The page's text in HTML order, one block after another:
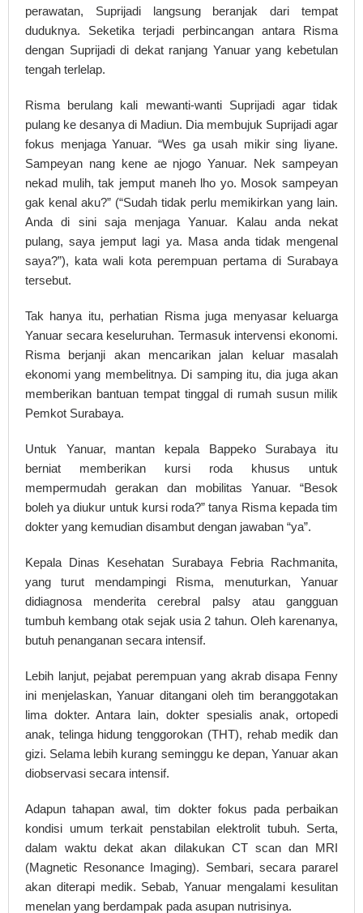
perawatan, Suprijadi langsung beranjak dari tempat
duduknya. Seketika terjadi perbincangan antara Risma
dengan Suprijadi di dekat ranjang Yanuar yang kebetulan
tengah terlelap.
Risma berulang kali mewanti-wanti Suprijadi agar tidak
pulang ke desanya di Madiun. Dia membujuk Suprijadi agar
fokus menjaga Yanuar. “Wes ga usah mikir sing liyane.
Sampeyan nang kene ae njogo Yanuar. Nek sampeyan
nekad mulih, tak jemput maneh lho yo. Mosok sampeyan
gak kenal aku?” (“Sudah tidak perlu memikirkan yang lain.
Anda di sini saja menjaga Yanuar. Kalau anda nekat
pulang, saya jemput lagi ya. Masa anda tidak mengenal
saya?”), kata wali kota perempuan pertama di Surabaya
tersebut.
Tak hanya itu, perhatian Risma juga menyasar keluarga
Yanuar secara keseluruhan. Termasuk intervensi ekonomi.
Risma berjanji akan mencarikan jalan keluar masalah
ekonomi yang membelitnya. Di samping itu, dia juga akan
memberikan bantuan tempat tinggal di rumah susun milik
Pemkot Surabaya.
Untuk Yanuar, mantan kepala Bappeko Surabaya itu
berniat memberikan kursi roda khusus untuk
mempermudah gerakan dan mobilitas Yanuar. “Besok
boleh ya diukur untuk kursi roda?” tanya Risma kepada tim
dokter yang kemudian disambut dengan jawaban “ya”.
Kepala Dinas Kesehatan Surabaya Febria Rachmanita,
yang turut mendampingi Risma, menuturkan, Yanuar
didiagnosa menderita cerebral palsy atau gangguan
tumbuh kembang otak sejak usia 2 tahun. Oleh karenanya,
butuh penanganan secara intensif.
Lebih lanjut, pejabat perempuan yang akrab disapa Fenny
ini menjelaskan, Yanuar ditangani oleh tim beranggotakan
lima dokter. Antara lain, dokter spesialis anak, ortopedi
anak, telinga hidung tenggorokan (THT), rehab medik dan
gizi. Selama lebih kurang seminggu ke depan, Yanuar akan
diobservasi secara intensif.
Adapun tahapan awal, tim dokter fokus pada perbaikan
kondisi umum terkait penstabilan elektrolit tubuh. Serta,
dalam waktu dekat akan dilakukan CT scan dan MRI
(Magnetic Resonance Imaging). Sembari, secara pararel
akan diterapi medik. Sebab, Yanuar mengalami kesulitan
menelan yang berdampak pada asupan nutrisinya.